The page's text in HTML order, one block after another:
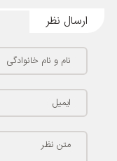
ارسال نظر
نام و نام خانوادگی
ایمیل
متن نظر